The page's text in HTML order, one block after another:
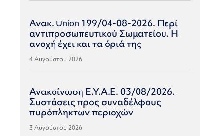
Ανακ. Union 199/04-08-2026. Περί
αντιπροσωπευτικού Σωματείου. Η
ανοχή έχει και τα όριά της
4 Αυγούστου 2026
Ανακοίνωση Ε.Υ.Α.Ε. 03/08/2026.
Συστάσεις προς συναδέλφους
πυρόπληκτων περιοχών
3 Αυγούστου 2026